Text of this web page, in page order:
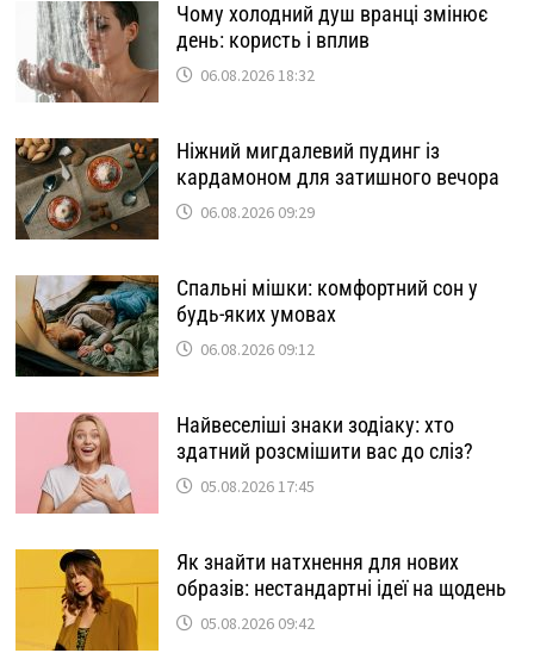
Чому холодний душ вранці змінює
день: користь і вплив
06.08.2026 18:32
Ніжний мигдалевий пудинг із
кардамоном для затишного вечора
06.08.2026 09:29
Спальні мішки: комфортний сон у
будь-яких умовах
06.08.2026 09:12
Найвеселіші знаки зодіаку: хто
здатний розсмішити вас до сліз?
05.08.2026 17:45
Як знайти натхнення для нових
образів: нестандартні ідеї на щодень
05.08.2026 09:42